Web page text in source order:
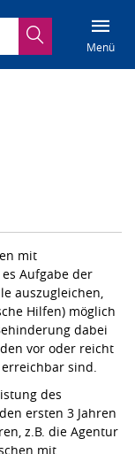
SucheMenü
mit
Aufgabe der
auszugleichen,
Hilfen) möglich
dabei
vor oder reicht
sind.
des
ersten 3 Jahren
z.B. die Agentur
mit